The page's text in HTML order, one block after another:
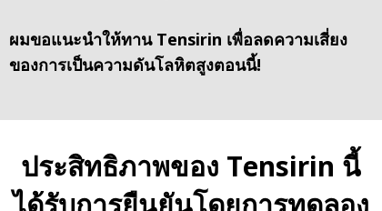
ผมขอแนะนำให้ทาน Tensirin เพื่อลดความเสี่ยง
ของการเป็นความดันโลหิตสูงตอนนี้!
ประสิทธิภาพของ Tensirin นี้